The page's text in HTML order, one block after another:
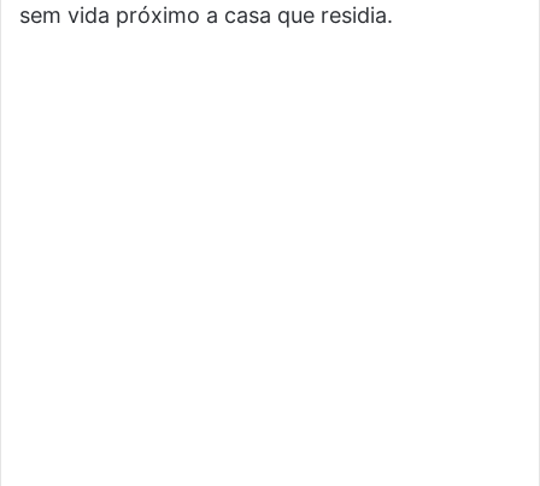
sem vida próximo a casa que residia.